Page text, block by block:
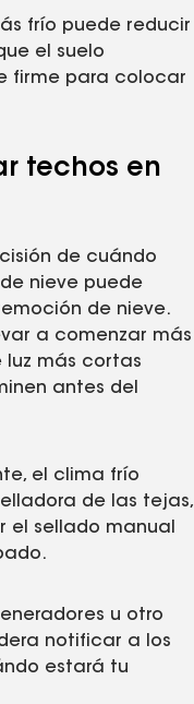
frío puede reducir
el suelo
firme para colocar
techos en
de cuándo
nieve puede
de nieve.
a comenzar más
luz más cortas
antes del
el clima frío
de las tejas,
el sellado manual
u otro
notificar a los
estará tu